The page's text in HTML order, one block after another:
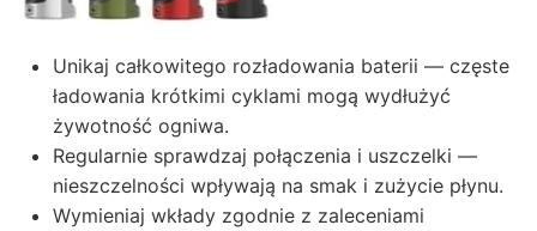
Unikaj całkowitego rozładowania baterii — częste
ładowania krótkimi cyklami mogą wydłużyć
żywotność ogniwa.
Regularnie sprawdzaj połączenia i uszczelki —
nieszczelności wpływają na smak i zużycie płynu.
Wymieniaj wkłady zgodnie z zaleceniami